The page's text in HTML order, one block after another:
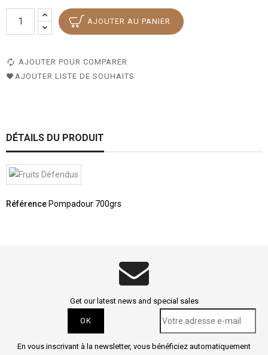
AJOUTER AU PANIER
AJOUTER POUR COMPARER
AJOUTER LISTE DE SOUHAITS
DÉTAILS DU PRODUIT
Référence Pompadour 700grs
Get our latest news and special sales
En vous inscrivant à la newsletter, vous bénéficiez automatiquement